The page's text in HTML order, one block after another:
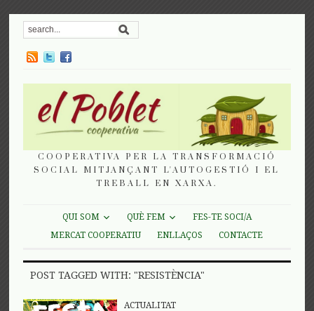
COOPERATIVA PER LA TRANSFORMACIÓ
SOCIAL MITJANÇANT L'AUTOGESTIÓ I EL
TREBALL EN XARXA.
QUI SOM QUÈ FEM
FES-TE SOCI/A
MERCAT COOPERATIU
ENLLAÇOS CONTACTE
POST TAGGED WITH: "RESISTÈNCIA"
ACTUALITAT